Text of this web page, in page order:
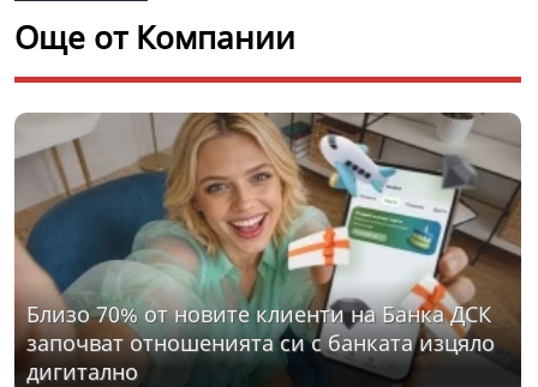
Още от Компании
Близо 70% от новите клиенти на Банка ДСК
започват отношенията си с банката изцяло
дигитално